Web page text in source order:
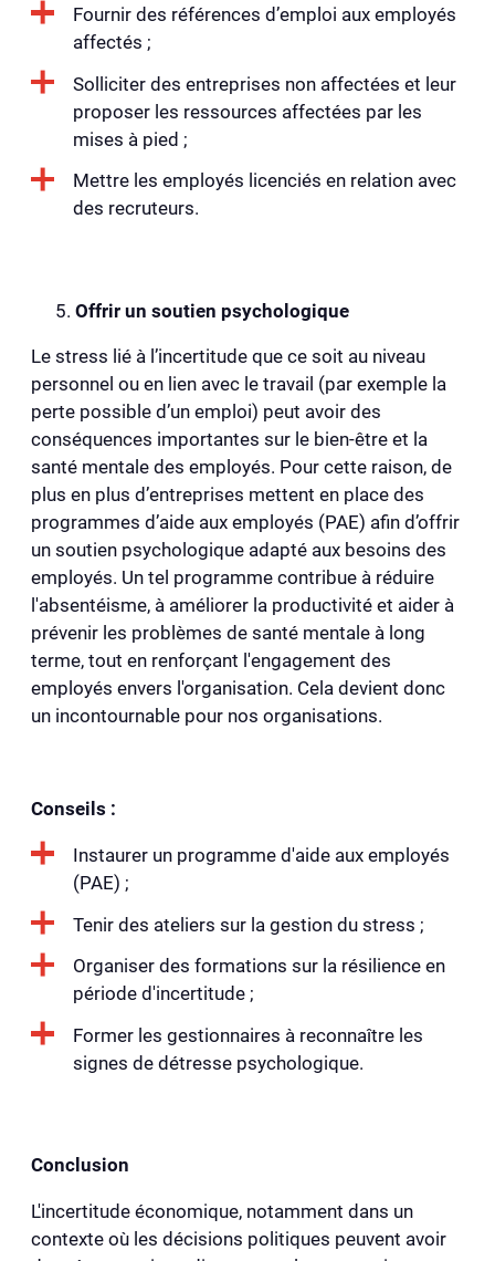
Fournir des références d’emploi aux employés
affectés ;
Solliciter des entreprises non affectées et leur
proposer les ressources affectées par les
mises à pied ;
Mettre les employés licenciés en relation avec
des recruteurs.
Offrir un soutien psychologique
Le stress lié à l’incertitude que ce soit au niveau
personnel ou en lien avec le travail (par exemple la
perte possible d’un emploi) peut avoir des
conséquences importantes sur le bien-être et la
santé mentale des employés. Pour cette raison, de
plus en plus d’entreprises mettent en place des
programmes d’aide aux employés (PAE) afin d’offrir
un soutien psychologique adapté aux besoins des
employés. Un tel programme contribue à réduire
l'absentéisme, à améliorer la productivité et aider à
prévenir les problèmes de santé mentale à long
terme, tout en renforçant l'engagement des
employés envers l'organisation. Cela devient donc
un incontournable pour nos organisations.
Conseils :
Instaurer un programme d'aide aux employés
(PAE) ;
Tenir des ateliers sur la gestion du stress ;
Organiser des formations sur la résilience en
période d'incertitude ;
Former les gestionnaires à reconnaître les
signes de détresse psychologique.
Conclusion
L'incertitude économique, notamment dans un
contexte où les décisions politiques peuvent avoir